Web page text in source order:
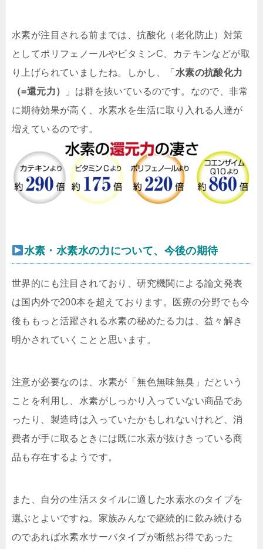
水素が注目される前までは、抗酸化（老化防止）対策
としてポリフェノールやビタミンC、カテキンなどが取
り上げられていましたね。しかし、「 水素の抗酸化力
（=還元力）
」は群を抜いているのです。なので、非常
に期待効果が高く、水素水を生活に取り入れる人達が
増えているのです。
水素・水素水の力について、今後の期待
世界的にも注目されており、研究機関による論文発表
は国内外で200本を超えております。医療の分野でも今
後ももっと活躍される水素の秘めたる力は、益々解き
明かされていくことと思います。
注意が必要なのは、水素が「無色無味無臭」だという
ことを利用し、水素がしっかり入っていない商品であ
ったり、製造時は入っていたかもしれないけれど、消
費者が手に取るときには既に水素が抜けきっている商
品も存在するようです。
また、自分の生活スタイルに適した水素水のタイプを
選ぶとよいですね。家族みんなで継続的に飲み続ける
のであれば水素水サーバタイプが断然お得であった